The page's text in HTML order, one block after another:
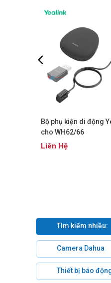
Bộ phụ kiện di động
cho WH62/66
Liên Hệ
Tìm kiếm nhiều:
Camera Dahua
Thiết bị báo